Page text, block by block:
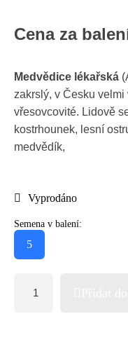
Cena za
Medvědice lékařská
zakrslý, v Česku
vřesovcovité. Lidově
kostrhounek, lesní
medvědík,
Vyprodáno
Semena v balení:
5